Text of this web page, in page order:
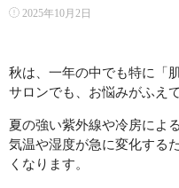
初回限定 ヒト幹細胞導
り美人
初回限定 日焼け対策シ
2025年10月2日
秋は、一年の中でも特に「
サロンでも、お悩みがふえ
夏の強い紫外線や冷房によ
気温や湿度が急に変化する
くなります。